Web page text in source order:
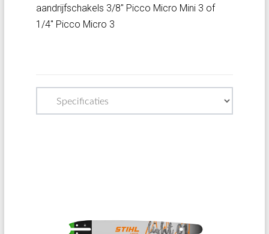
aandrijfschakels 3/8" Picco Micro Mini 3 of
1/4" Picco Micro 3